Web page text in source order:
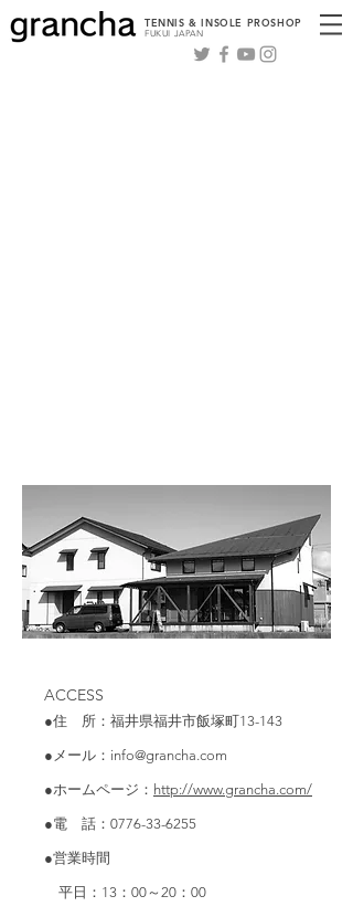
TENNIS & INSOLE PROSHOP
FUKUI JAPAN
ACCESS
●住 所：福井県福井市飯塚町13-143
●メール：info@grancha.com
●ホームページ： http://www.grancha.com/
●電 話：0776-33-6255
●営業時間
平日：13：00～20：00